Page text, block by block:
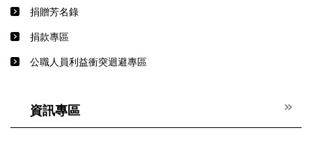
捐贈芳名錄
捐款專區
公職人員利益衝突迴避專區
資訊專區